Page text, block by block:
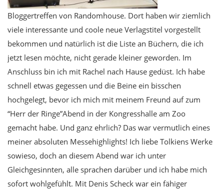
Bloggertreffen von Randomhouse. Dort haben wir ziemlich
viele interessante und coole neue Verlagstitel vorgestellt
bekommen und natürlich ist die Liste an Büchern, die ich
jetzt lesen möchte, nicht gerade kleiner geworden. Im
Anschluss bin ich mit Rachel nach Hause gedüst. Ich habe
schnell etwas gegessen und die Beine ein bisschen
hochgelegt, bevor ich mich mit meinem Freund auf zum
“Herr der Ringe”Abend in der Kongresshalle am Zoo
gemacht habe. Und ganz ehrlich? Das war vermutlich eines
meiner absoluten Messehighlights! Ich liebe Tolkiens Werke
sowieso, doch an diesem Abend war ich unter
Gleichgesinnten, alle sprachen darüber und ich habe mich
sofort wohlgefühlt. Mit Denis Scheck war ein fähiger